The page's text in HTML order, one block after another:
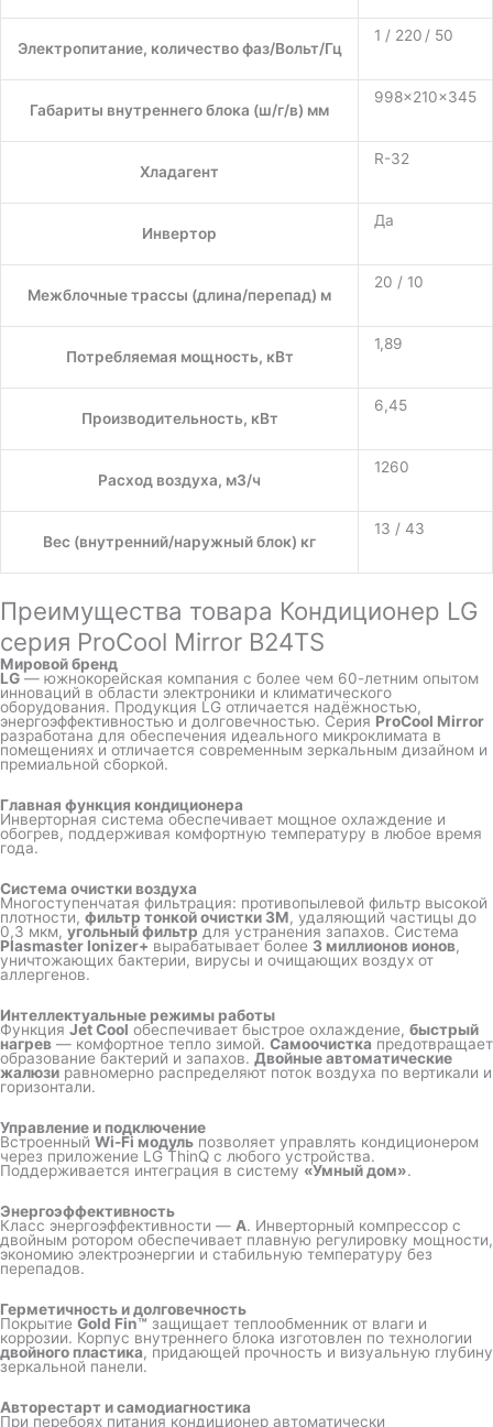
Электропитание, количество фаз/Вольт/Гц
1 / 220 / 50
Габариты внутреннего блока (ш/г/в) мм
998×210×345
Хладагент
R-32
Инвертор
Да
Межблочные трассы (длина/перепад) м
20 / 10
Потребляемая мощность, кВт
1,89
Производительность, кВт
6,45
Расход воздуха, м3/ч
1260
Вес (внутренний/наружный блок) кг
13 / 43
Преимущества товара Кондиционер LG
серия ProCool Mirror B24TS
Мировой бренд
LG — южнокорейская компания с более чем 60-летним опытом
инноваций в области электроники и климатического
оборудования. Продукция LG отличается надёжностью,
энергоэффективностью и долговечностью. Серия ProCool Mirror
разработана для обеспечения идеального микроклимата в
помещениях и отличается современным зеркальным дизайном и
премиальной сборкой.
Главная функция кондиционера
Инверторная система обеспечивает мощное охлаждение и
обогрев, поддерживая комфортную температуру в любое время
года.
Система очистки воздуха
Многоступенчатая фильтрация: противопылевой фильтр высокой
плотности, фильтр тонкой очистки 3M, удаляющий частицы до
0,3 мкм, угольный фильтр для устранения запахов. Система
Plasmaster Ionizer+вырабатывает более 3 миллионов ионов,
уничтожающих бактерии, вирусы и очищающих воздух от
аллергенов.
Интеллектуальные режимы работы
Функция Jet Cool обеспечивает быстрое охлаждение, быстрый
нагрев — комфортное тепло зимой. Самоочистка предотвращает
образование бактерий и запахов. Двойные автоматические
жалюзи равномерно распределяют поток воздуха по вертикали и
горизонтали.
Управление и подключение
Встроенный Wi-Fi модуль позволяет управлять кондиционером
через приложение LG ThinQ с любого устройства.
Поддерживается интеграция в систему «Умный дом».
Энергоэффективность
Класс энергоэффективности — A. Инверторный компрессор с
двойным ротором обеспечивает плавную регулировку мощности,
экономию электроэнергии и стабильную температуру без
перепадов.
Герметичность и долговечность
Покрытие Gold Fin™ защищает теплообменник от влаги и
коррозии. Корпус внутреннего блока изготовлен по технологии
двойного пластика, придающей прочность и визуальную глубину
зеркальной панели.
Авторестарт и самодиагностика
При перебоях питания кондиционер автоматически